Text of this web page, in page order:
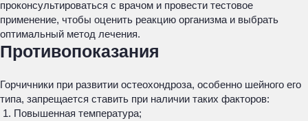
проконсультироваться с врачом и провести тестовое
применение, чтобы оценить реакцию организма и выбрать
оптимальный метод лечения.
Противопоказания
Горчичники при развитии остеохондроза, особенно шейного его
типа, запрещается ставить при наличии таких факторов:
Повышенная температура;